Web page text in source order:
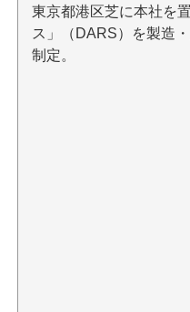
東京都港区芝に本社を
ス」（DARS）を製造
制定。